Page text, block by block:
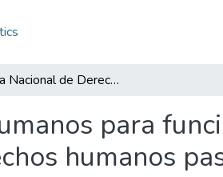
Escuela Nacional de Derechos Humanos para funcionarios públicos: manual para formadores en derechos humanos paso a paso
para
humanos